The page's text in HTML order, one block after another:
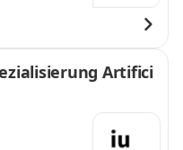
Artifici